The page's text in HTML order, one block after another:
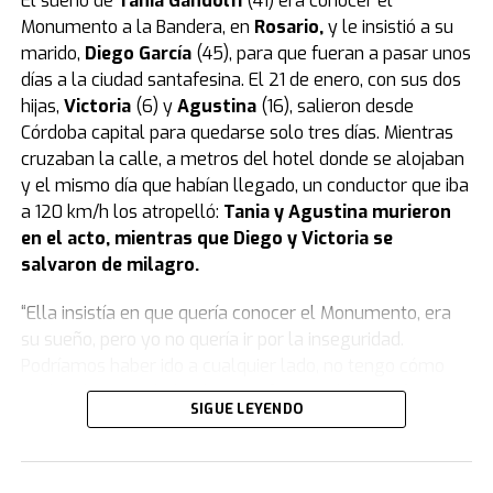
La tatuadora fue grabada un día antes
mientras compraba el veneno en un
supermercado
Según reveló el medio Metrópoles, el momento en que
la tatuadora compró el veneno con el que habría
matado a su bebé quedó registrado por las cámaras de
seguridad de un local de mascotas de la zona este de
San Pablo.
en un supermercado un día antes de la muerte de su
hijo. (Foto: captura).
La mujer hizo la compra el lunes alrededor de las 15:30,
un día antes de la muerte de su hijo, por lo que los
Monumento a la Bandera, en Rosario,y le insistió a su
marido, Diego García(45), para que fueran a pasar unos
días a la ciudad santafesina. El 21 de enero, con sus dos
hijas, Victoria (6) yAgustina (16), salieron desde
Córdoba capital para quedarse solo tres días. Mientras
cruzaban la calle, a metros del hotel donde se alojaban
y el mismo día que habían llegado, un conductor que iba
a 120 km/h los atropelló: Tania y Agustina murieron
en el acto, mientras que Diego y Victoria se
salvaron de milagro.
“Ella insistía en que quería conocer el Monumento, era
su sueño, pero yo no quería ir por la inseguridad.
explicarlo. Para darle el gusto, fuimos ahí.Fue el peor
”, se lamentó Diego en una emotiva
SIGUE LEYENDO